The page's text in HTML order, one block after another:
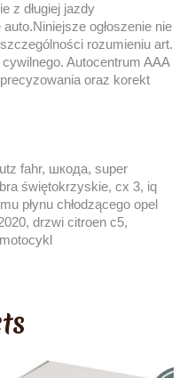
z długiej jazdy
ogłoszenie nie
rozumieniu art.
Autocentrum AAA
oraz korekt
fahr, шкода, super
świętokrzyskie, cx 3, iq
płynu chłodzącego opel
drzwi citroen c5,